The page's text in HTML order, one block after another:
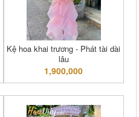
Kệ hoa khai trương - Phát tài dài
lâu
1,900,000